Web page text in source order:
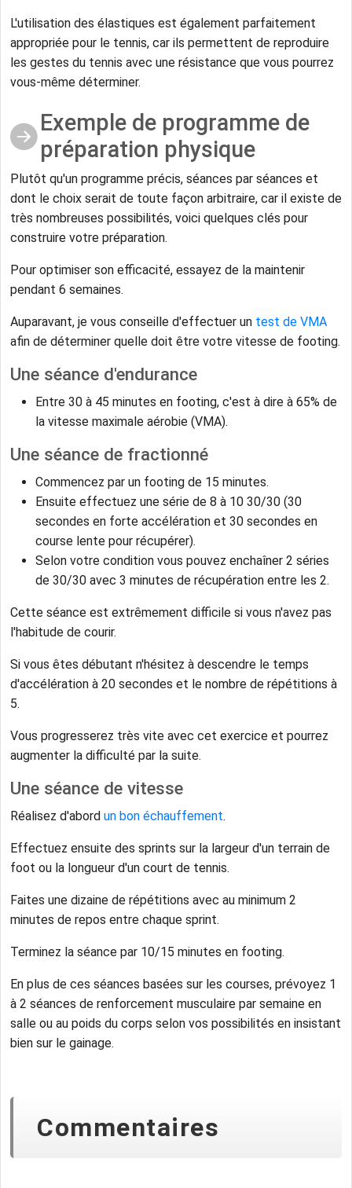
L'utilisation des élastiques est également parfaitement
appropriée pour le tennis, car ils permettent de reproduire
les gestes du tennis avec une résistance que vous pourrez
vous-même déterminer.
Exemple de programme de
préparation physique
Plutôt qu'un programme précis, séances par séances et
dont le choix serait de toute façon arbitraire, car il existe de
très nombreuses possibilités, voici quelques clés pour
construire votre préparation.
Pour optimiser son efficacité, essayez de la maintenir
pendant 6 semaines.
Auparavant, je vous conseille d'effectuer un test de VMA
afin de déterminer quelle doit être votre vitesse de footing.
Une séance d'endurance
Entre 30 à 45 minutes en footing, c'est à dire à 65% de
la vitesse maximale aérobie (VMA).
Une séance de fractionné
Commencez par un footing de 15 minutes.
Ensuite effectuez une série de 8 à 10 30/30 (30
secondes en forte accélération et 30 secondes en
course lente pour récupérer).
Selon votre condition vous pouvez enchaîner 2 séries
de 30/30 avec 3 minutes de récupération entre les 2.
Cette séance est extrêmement difficile si vous n'avez pas
l'habitude de courir.
Si vous êtes débutant n'hésitez à descendre le temps
d'accélération à 20 secondes et le nombre de répétitions à
5.
Vous progresserez très vite avec cet exercice et pourrez
augmenter la difficulté par la suite.
Une séance de vitesse
Réalisez d'abord un bon échauffement.
Effectuez ensuite des sprints sur la largeur d'un terrain de
foot ou la longueur d'un court de tennis.
Faites une dizaine de répétitions avec au minimum 2
minutes de repos entre chaque sprint.
Terminez la séance par 10/15 minutes en footing.
En plus de ces séances basées sur les courses, prévoyez 1
à 2 séances de renforcement musculaire par semaine en
salle ou au poids du corps selon vos possibilités en insistant
bien sur le gainage.
Commentaires